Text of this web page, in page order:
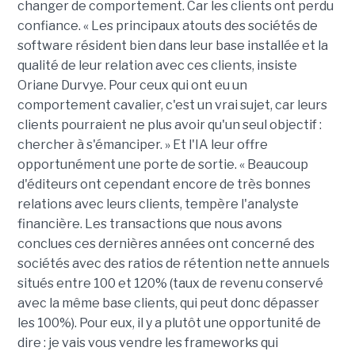
changer de comportement. Car les clients ont perdu
confiance. « Les principaux atouts des sociétés de
software résident bien dans leur base installée et la
qualité de leur relation avec ces clients, insiste
Oriane Durvye. Pour ceux qui ont eu un
comportement cavalier, c'est un vrai sujet, car leurs
clients pourraient ne plus avoir qu'un seul objectif :
chercher à s'émanciper. » Et l'IA leur offre
opportunément une porte de sortie. « Beaucoup
d'éditeurs ont cependant encore de très bonnes
relations avec leurs clients, tempère l'analyste
financière. Les transactions que nous avons
conclues ces dernières années ont concerné des
sociétés avec des ratios de rétention nette annuels
situés entre 100 et 120% (taux de revenu conservé
avec la même base clients, qui peut donc dépasser
les 100%). Pour eux, il y a plutôt une opportunité de
dire : je vais vous vendre les frameworks qui